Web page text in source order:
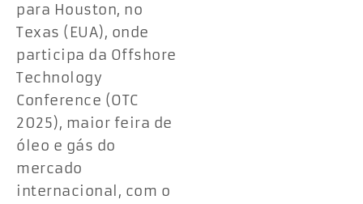
para Houston, no
Texas (EUA), onde
participa da Offshore
Technology
Conference (OTC
2025), maior feira de
óleo e gás do
mercado
internacional, com o